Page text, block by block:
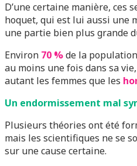
D’une certaine manière, ces
hoquet, qui est lui aussi une
une partie bien plus grande
Environ 70 %de la
au moins une fois dans sa
autant les femmes que les
Un endormissement mal
Plusieurs théories ont été
mais les scientifiques ne se
sur une cause certaine.